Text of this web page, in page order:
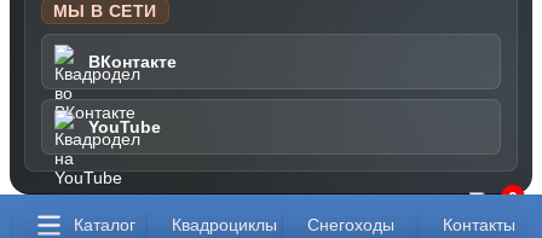
Каталог Квадроциклы Снегоходы Контакты
0
МЫ В СЕТИ
ВКонтакте
YouTube